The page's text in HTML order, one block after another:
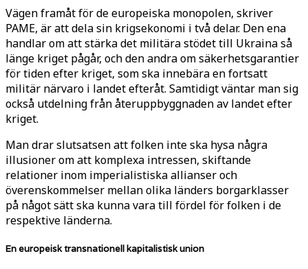
Vägen framåt för de europeiska monopolen, skriver
PAME, är att dela sin krigsekonomi i två delar. Den ena
handlar om att stärka det militära stödet till Ukraina så
länge kriget pågår, och den andra om säkerhetsgarantier
för tiden efter kriget, som ska innebära en fortsatt
militär närvaro i landet efteråt. Samtidigt väntar man sig
också utdelning från återuppbyggnaden av landet efter
kriget.
Man drar slutsatsen att folken inte ska hysa några
illusioner om att komplexa intressen, skiftande
relationer inom imperialistiska allianser och
överenskommelser mellan olika länders borgarklasser
på något sätt ska kunna vara till fördel för folken i de
respektive länderna.
En europeisk transnationell kapitalistisk union